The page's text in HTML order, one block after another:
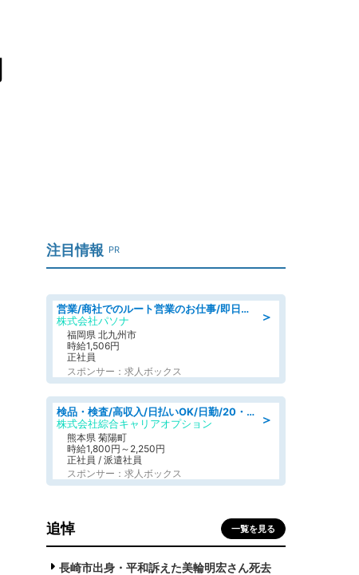
注目情報 PR
＞
営業/商社でのルート営業のお仕事/即日勤務可/車通勤可/営業
株式会社パソナ
福岡県 北九州市
時給1,506円
正社員
スポンサー：求人ボックス
＞
検品・検査/高収入/日払いOK/日勤/20・30・40代活躍中/製造 工場
株式会社綜合キャリアオプション
熊本県 菊陽町
時給1,800円～2,250円
正社員 / 派遣社員
スポンサー：求人ボックス
追悼 一覧を見る
長崎市出身・平和訴えた美輪明宏さん死去